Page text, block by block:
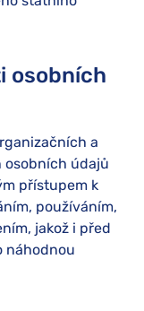
osobních
a
osobních údajů
přístupem k
používáním,
jakož i před
náhodnou